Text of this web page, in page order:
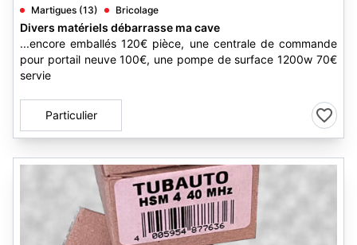
Martigues (13) Bricolage
Divers matériels débarrasse ma cave
...encore emballés 120€ pièce, une centrale de commande
pour portail neuve 100€, une pompe de surface 1200w 70€
servie
Particulier